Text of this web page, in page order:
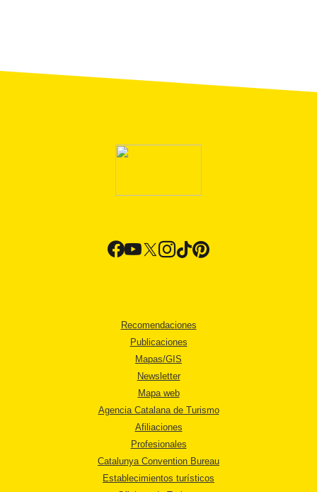
Recomendaciones
Publicaciones
Mapas/GIS
Newsletter
Mapa web
Agencia Catalana de Turismo
Afiliaciones
Profesionales
Catalunya Convention Bureau
Establecimientos turísticos